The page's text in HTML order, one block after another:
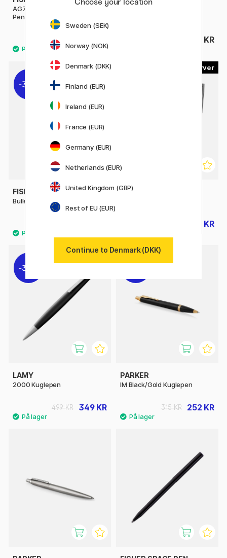
AG7 Original Astronaut Space
Pen
329 KR
30%
FISHER SPACE PEN
Bullet Raw
FISHER SPACE PEN
108 KR
30%
LAMY
2000 Kuglepen
349 KR
499 KR
PARKER
IM Black/Gold Kuglepen
252 KR
315 KR
Sweden (SEK)
Norway (NOK)
Denmark (DKK)
Finland (EUR)
Ireland (EUR)
France (EUR)
Germany (EUR)
Netherlands (EUR)
United Kingdom (GBP)
Rest of EU (EUR)
Continue to Denmark (DKK)